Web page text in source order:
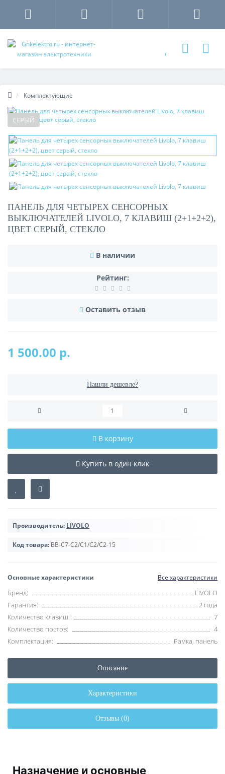
Комплектующие
СЕРЫЙ
ПАНЕЛЬ ДЛЯ ЧЕТЫРЕХ СЕНСОРНЫХ
ВЫКЛЮЧАТЕЛЕЙ LIVOLO, 7 КЛАВИШ (2+1+2+2),
ЦВЕТ СЕРЫЙ, СТЕКЛО
В наличии
Рейтинг:
Оставить отзыв
1 500.00 р.
Нашли дешевле?
В корзину
Купить в один клик
Производитель: LIVOLO
Код товара: BB-C7-C2/C1/C2/C2-15
Основные характеристики Все характеристики
Бренд:
LIVOLO
Гарантия:
2 года
Количество клавиш:
7
Количество постов:
4
Комплектация:
Рамка, панель
Описание
Характеристики
Отзывы (0)
Назначение и основные